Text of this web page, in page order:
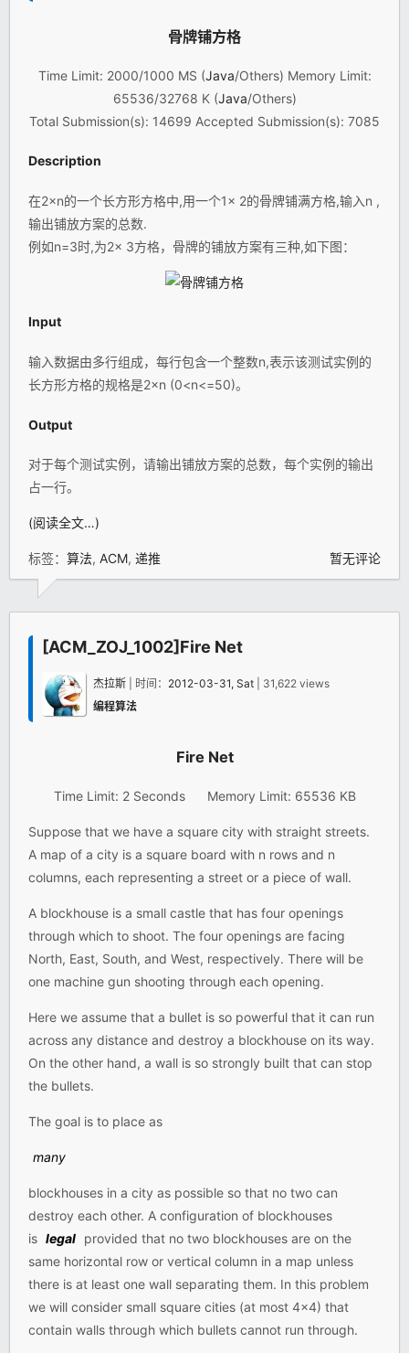
骨牌铺方格
Time Limit: 2000/1000 MS (Java/Others) Memory Limit:
65536/32768 K (Java/Others)
Total Submission(s): 14699 Accepted Submission(s): 7085
Description
在2×n的一个长方形方格中,用一个1× 2的骨牌铺满方格,输入n ,
输出铺放方案的总数.
例如n=3时,为2× 3方格，骨牌的铺放方案有三种,如下图：
Input
输入数据由多行组成，每行包含一个整数n,表示该测试实例的
长方形方格的规格是2×n (0<n<=50)。
Output
对于每个测试实例，请输出铺放方案的总数，每个实例的输出
占一行。
(阅读全文…)
标签： 算法, ACM, 递推 暂无评论
[ACM_ZOJ_1002]Fire Net
杰拉斯 | 时间： 2012-03-31, Sat | 31,622 views
编程算法
Fire Net
Time Limit: 2 Seconds Memory Limit: 65536 KB
Suppose that we have a square city with straight streets.
A map of a city is a square board with n rows and n
columns, each representing a street or a piece of wall.
A blockhouse is a small castle that has four openings
through which to shoot. The four openings are facing
North, East, South, and West, respectively. There will be
one machine gun shooting through each opening.
Here we assume that a bullet is so powerful that it can run
across any distance and destroy a blockhouse on its way.
On the other hand, a wall is so strongly built that can stop
the bullets.
The goal is to place as
many
blockhouses in a city as possible so that no two can
destroy each other. A configuration of blockhouses
is legal provided that no two blockhouses are on the
same horizontal row or vertical column in a map unless
there is at least one wall separating them. In this problem
we will consider small square cities (at most 4x4) that
contain walls through which bullets cannot run through.